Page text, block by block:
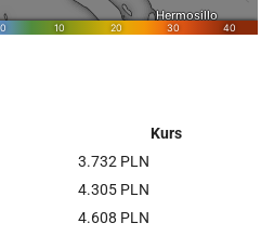
Kurs
3.732 PLN
4.305 PLN
4.608 PLN